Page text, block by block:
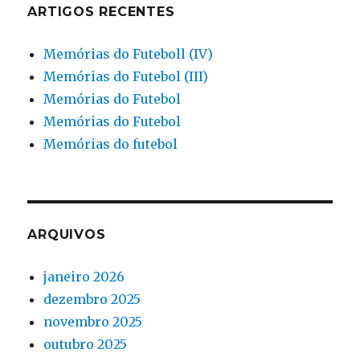
ARTIGOS RECENTES
Memórias do Futeboll (IV)
Memórias do Futebol (III)
Memórias do Futebol
Memórias do Futebol
Memórias do futebol
ARQUIVOS
janeiro 2026
dezembro 2025
novembro 2025
outubro 2025